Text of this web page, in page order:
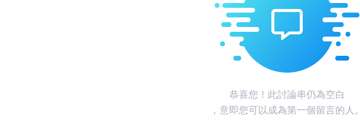
恭喜您！此討論串仍為空白
，意即您可以成為第一個留言的人。